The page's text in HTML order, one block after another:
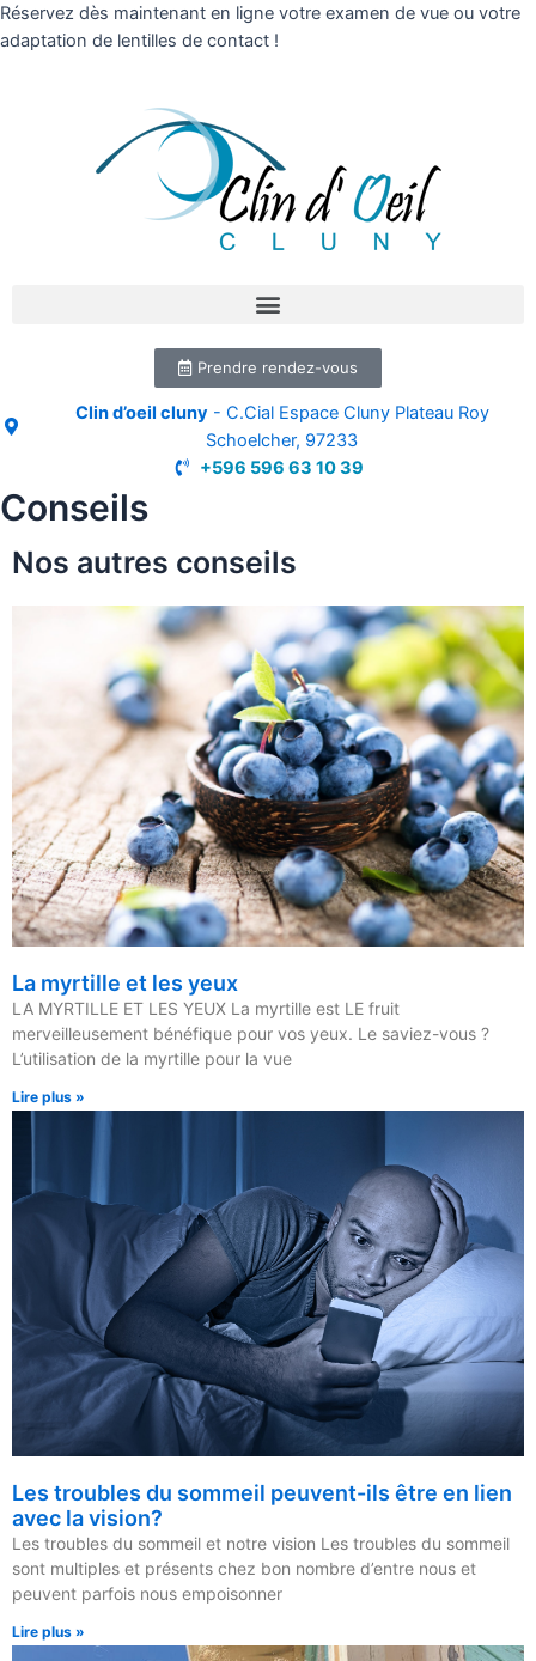
Réservez dès maintenant en ligne votre examen de vue ou votre
adaptation de lentilles de contact !
Prendre rendez-vous
Clin d’oeil cluny- C.Cial Espace Cluny Plateau Roy
Schoelcher, 97233
+596 596 63 10 39
Conseils
Nos autres conseils
La myrtille et les yeux
LA MYRTILLE ET LES YEUX La myrtille est LE fruit
merveilleusement bénéfique pour vos yeux. Le saviez-vous ?
L’utilisation de la myrtille pour la vue
Lire plus »
Les troubles du sommeil peuvent-ils être en lien
avec la vision?
Les troubles du sommeil et notre vision Les troubles du sommeil
sont multiples et présents chez bon nombre d’entre nous et
peuvent parfois nous empoisonner
Lire plus »